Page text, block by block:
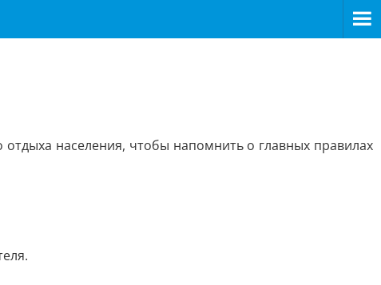
населения, чтобы напомнить о главных правилах